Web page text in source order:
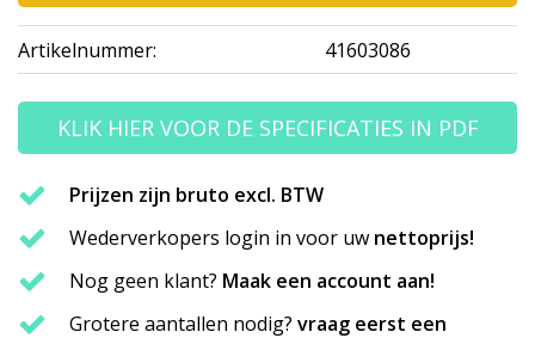
Artikelnummer: 41603086
KLIK HIER VOOR DE SPECIFICATIES IN PDF
Prijzen zijn bruto excl. BTW
Wederverkopers login in voor uw nettoprijs!
Nog geen klant? Maak een account aan!
Grotere aantallen nodig? vraag eerst een